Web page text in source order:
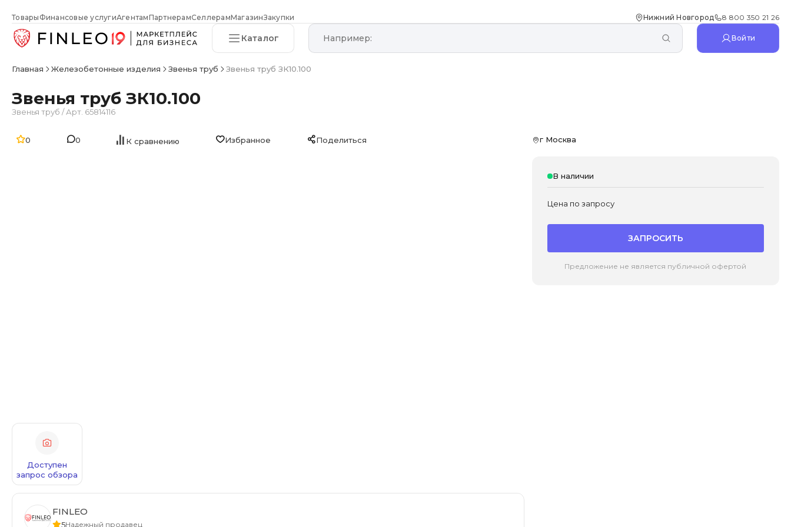
Товары Финансовые услугиАгентамПартнерамСеллерамМагазинЗакупки Нижний Новгород 8 800 350 21 26
Каталог Войти
Главная Железобетонные изделия Звенья труб Звенья труб ЗК10.100
Звенья труб ЗК10.100
Звенья труб /Арт. 65814116
0 0 К сравнению Избранное Поделиться г Москва
Доступен
запрос обзора
В наличии
Цена по запросу
ЗАПРОСИТЬ
Предложение не является публичной офертой
FINLEO
5Надежный продавец